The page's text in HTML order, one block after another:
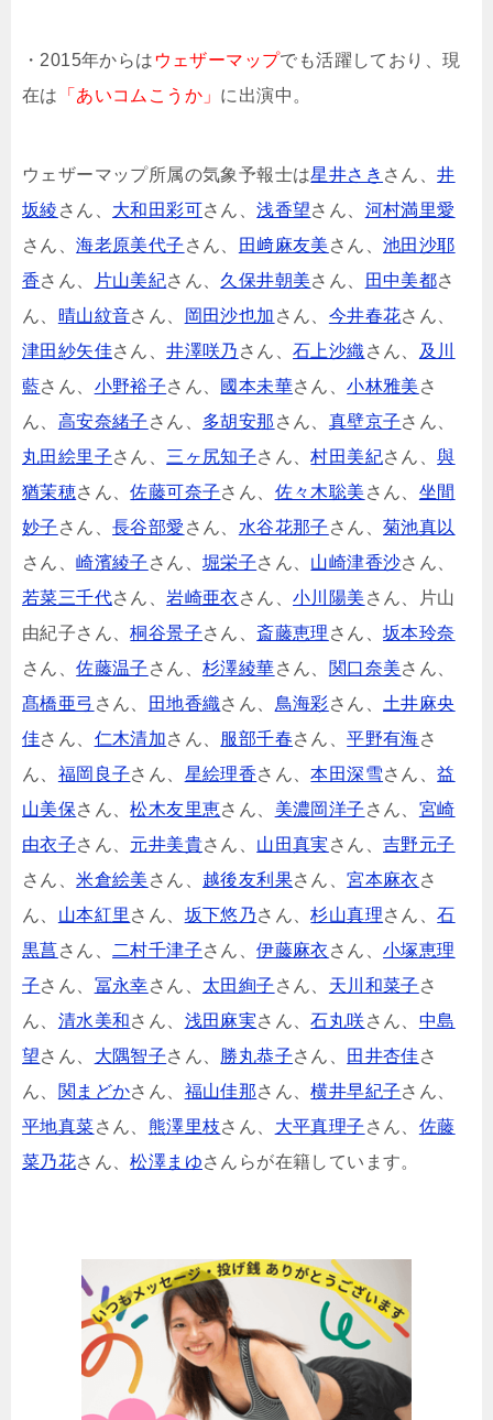
・2015年からは ウェザーマップでも活躍しており、現
在は
「あいコムこうか」 に出演中。
ウェザーマップ所属の気象予報士は星井さき さん、井
坂綾 さん、 大和田彩可さん、浅香望さん、 河村満里愛
さん、海老原美代子 さん、 田﨑麻友美 さん、池田沙耶
香さん、 片山美紀さん、 久保井朝美さん、 田中美都さ
ん、 晴山紋音さん、 岡田沙也加 さん、 今井春花さん、
津田紗矢佳さん、井澤咲乃 さん、石上沙織さん、
及川
藍さん、 小野裕子さん、 國本未華さん、小林雅美 さ
ん、 高安奈緒子 さん、 多胡安那 さん、 真壁京子さん、
丸田絵里子さん、 三ヶ尻知子さん、村田美紀さん、與
猶茉穂さん、佐藤可奈子さん、 佐々木聡美 さん、 坐間
妙子 さん、長谷部愛 さん、 水谷花那子 さん、菊池真以
さん、崎濱綾子 さん、堀栄子さん、 山崎津香沙さん、
若菜三千代さん、岩崎亜衣 さん、小川陽美 さん、片山
由紀子さん、桐谷景子さん、 斎藤恵理 さん、坂本玲奈
さん、佐藤温子 さん、杉澤綾華さん、 関口奈美さん、
髙橋亜弓 さん、 田地香織さん、 鳥海彩さん、 土井麻央
佳さん、 仁木清加さん、 服部千春さん、平野有海さ
ん、 福岡良子さん、 星絵理香さん、本田深雪さん、益
山美保さん、松木友里恵さん、 美濃岡洋子 さん、 宮崎
由衣子さん、 元井美貴さん、 山田真実 さん、吉野元子
さん、米倉絵美 さん、 越後友利果さん、宮本麻衣 さ
ん、 山本紅里 さん、 坂下悠乃さん、杉山真理さん、石
黒菖さん、 二村千津子さん、伊藤麻衣 さん、小塚恵理
子さん、 冨永幸さん、 太田絢子 さん、 天川和菜子 さ
ん、 清水美和さん、 浅田麻実さん、石丸咲さん、 中島
望さん、 大隅智子さん、 勝丸恭子さん、 田井杏佳さ
ん、 関まどかさん、 福山佳那さん、横井早紀子さん、
平地真菜さん、 熊澤里枝さん、 大平真理子 さん、 佐藤
菜乃花さん、松澤まゆさんらが在籍しています。